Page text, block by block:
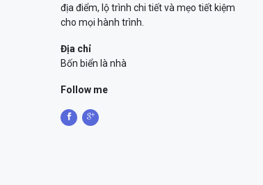
địa điểm, lộ trình chi tiết và mẹo tiết kiệm
cho mọi hành trình.
Địa chỉ
Bốn biển là nhà
Follow me